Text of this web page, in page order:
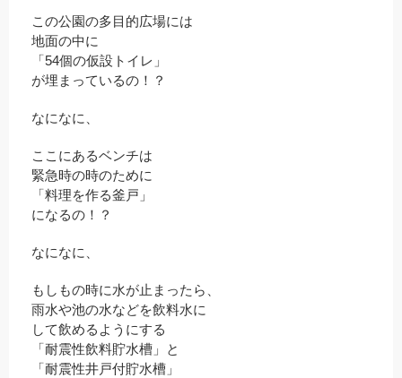
この公園の多目的広場には
地面の中に
「54個の仮設トイレ」
が埋まっているの！？
なになに、
ここにあるベンチは
緊急時の時のために
「料理を作る釜戸」
になるの！？
なになに、
もしもの時に水が止まったら、
雨水や池の水などを飲料水に
して飲めるようにする
「耐震性飲料貯水槽」と
「耐震性井戸付貯水槽」